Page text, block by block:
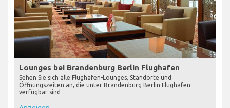
Lounges bei Brandenburg Berlin Flughafen
Sehen Sie sich alle Flughafen-Lounges, Standorte und
Öffnungszeiten an, die unter Brandenburg Berlin Flughafen
verfügbar sind